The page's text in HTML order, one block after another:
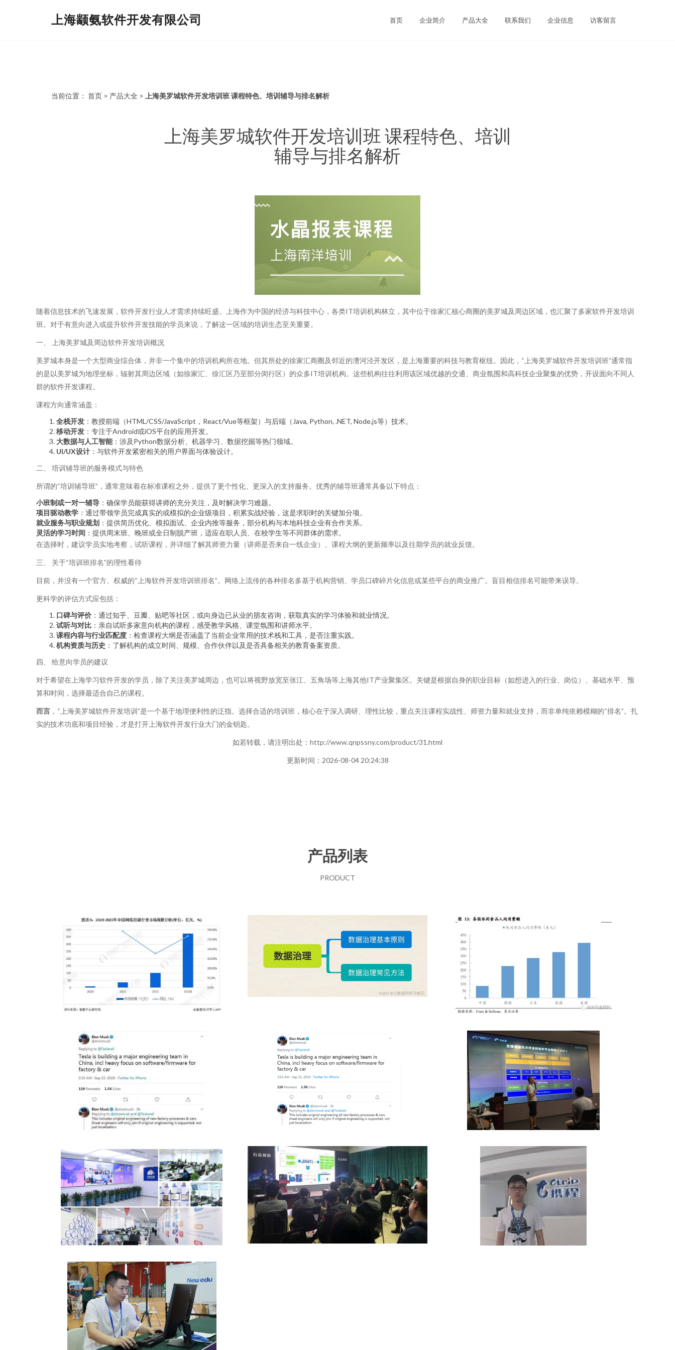
上海颛氨软件开发有限公司 首页 企业简介 产品大全 联系我们 企业信息 访客留言
当前位置： 首页 > 产品大全 > 上海美罗城软件开发培训班 课程特色、培训辅导与排名解析
上海美罗城软件开发培训班 课程特色、培训
辅导与排名解析
随着信息技术的飞速发展，软件开发行业人才需求持续旺盛。上海作为中国的经济与科技中心，各类IT培训机构林立，其中位于徐家汇核心商圈的美罗城及周边区域，也汇聚了多家软件开发培训
班。对于有意向进入或提升软件开发技能的学员来说，了解这一区域的培训生态至关重要。
一、 上海美罗城及周边软件开发培训概况
美罗城本身是一个大型商业综合体，并非一个集中的培训机构所在地。但其所处的徐家汇商圈及邻近的漕河泾开发区，是上海重要的科技与教育枢纽。因此，“上海美罗城软件开发培训班”通常指
的是以美罗城为地理坐标，辐射其周边区域（如徐家汇、徐汇区乃至部分闵行区）的众多IT培训机构。这些机构往往利用该区域优越的交通、商业氛围和高科技企业聚集的优势，开设面向不同人
群的软件开发课程。
课程方向通常涵盖：
全栈开发 ：教授前端（HTML/CSS/JavaScript，React/Vue等框架）与后端（Java, Python, .NET, Node.js等）技术。
移动开发 ：专注于Android或iOS平台的应用开发。
大数据与人工智能：涉及Python数据分析、机器学习、数据挖掘等热门领域。
UI/UX设计 ：与软件开发紧密相关的用户界面与体验设计。
二、 培训辅导班的服务模式与特色
所谓的“培训辅导班”，通常意味着在标准课程之外，提供了更个性化、更深入的支持服务。优秀的辅导班通常具备以下特点：
小班制或一对一辅导 ：确保学员能获得讲师的充分关注，及时解决学习难题。
项目驱动教学 ：通过带领学员完成真实的或模拟的企业级项目，积累实战经验，这是求职时的关键加分项。
就业服务与职业规划 ：提供简历优化、模拟面试、企业内推等服务，部分机构与本地科技企业有合作关系。
灵活的学习时间 ：提供周末班、晚班或全日制脱产班，适应在职人员、在校学生等不同群体的需求。
在选择时，建议学员实地考察，试听课程，并详细了解其师资力量（讲师是否来自一线企业）、课程大纲的更新频率以及往期学员的就业反馈。
三、 关于“培训班排名”的理性看待
目前，并没有一个官方、权威的“上海软件开发培训班排名”。网络上流传的各种排名多基于机构营销、学员口碑碎片化信息或某些平台的商业推广。盲目相信排名可能带来误导。
更科学的评估方式应包括：
口碑与评价 ：通过知乎、豆瓣、贴吧等社区，或向身边已从业的朋友咨询，获取真实的学习体验和就业情况。
试听与对比 ：亲自试听多家意向机构的课程，感受教学风格、课堂氛围和讲师水平。
课程内容与行业匹配度 ：检查课程大纲是否涵盖了当前企业常用的技术栈和工具，是否注重实践。
机构资质与历史 ：了解机构的成立时间、规模、合作伙伴以及是否具备相关的教育备案资质。
四、 给意向学员的建议
对于希望在上海学习软件开发的学员，除了关注美罗城周边，也可以将视野放宽至张江、五角场等上海其他IT产业聚集区。关键是根据自身的职业目标（如想进入的行业、岗位）、基础水平、预
算和时间，选择最适合自己的课程。
而言 ，“上海美罗城软件开发培训”是一个基于地理便利性的泛指。选择合适的培训班，核心在于深入调研、理性比较，重点关注课程实战性、师资力量和就业支持，而非单纯依赖模糊的“排名”。扎
实的技术功底和项目经验，才是打开上海软件开发行业大门的金钥匙。
如若转载，请注明出处：http://www.qnpssny.com/product/31.html
更新时间：2026-08-04 20:24:38
产品列表
PRODUCT